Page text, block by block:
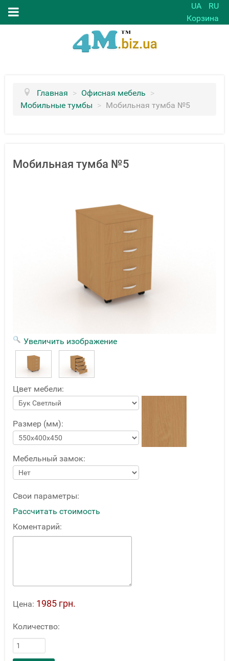
UA
RU
Корзина
Главная > Офисная мебель >
Мобильные тумбы > Мобильная тумба №5
Мобильная тумба №5
Увеличить изображение
Цвет мебели:
Размер (мм):
Мебельный замок:
Свои параметры:
Рассчитать стоимость
Коментарий:
Цена: 1985 грн.
Количество: